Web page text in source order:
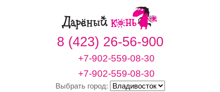
8 (423) 26-56-900
+7-902-559-08-30
+7-902-559-08-30
Выбрать город: